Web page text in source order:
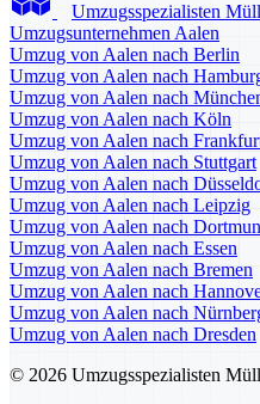
Umzugsspezialisten
Umzugsunternehmen Aalen
Umzug von Aalen nach Berlin
Umzug von Aalen nach
Umzug von Aalen nach
Umzug von Aalen nach Köln
Umzug von Aalen nach
Umzug von Aalen nach Stuttgart
Umzug von Aalen nach
Umzug von Aalen nach Leipzig
Umzug von Aalen nach
Umzug von Aalen nach Essen
Umzug von Aalen nach Bremen
Umzug von Aalen nach
Umzug von Aalen nach
Umzug von Aalen nach Dresden
© 2026 Umzugsspezialisten